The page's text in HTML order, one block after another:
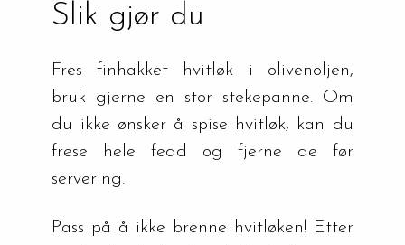
Slik gjør du
Fres finhakket hvitløk i olivenoljen,
bruk gjerne en stor stekepanne. Om
du ikke ønsker å spise hvitløk, kan du
frese hele fedd og fjerne de før
servering.
Pass på å ikke brenne hvitløken! Etter